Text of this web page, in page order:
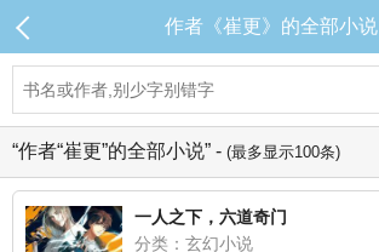
作者《崔更》的全部小说
“作者“崔更”的全部小说” - (最多显示100条)
一人之下，六道奇门
分类：玄幻小说